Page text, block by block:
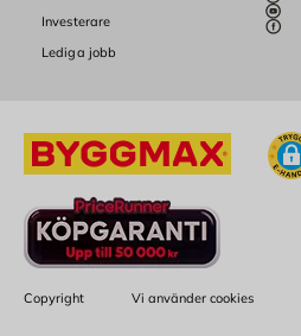
Investerare
Lediga jobb
Copyright Vi använder cookies